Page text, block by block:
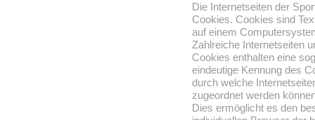
Die Internetseiten der
Cookies. Cookies sind
auf einem
Zahlreiche Internetseiten
Cookies enthalten eine
eindeutige Kennung des
durch welche
zugeordnet werden
Dies ermöglicht es den